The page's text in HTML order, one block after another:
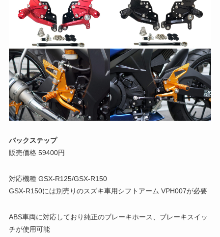
バックステップ
販売価格 59400円
対応機種 GSX-R125/GSX-R150
GSX-R150には別売りのスズキ車用シフトアーム VPH007が必要
ABS車両に対応しており純正のブレーキホース、ブレーキスイッ
チが使用可能